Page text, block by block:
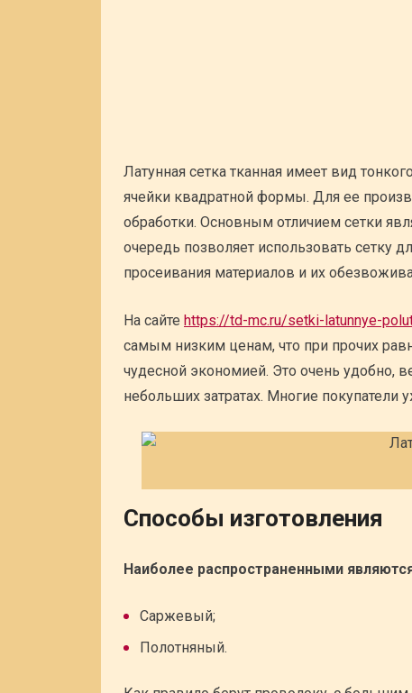
Латунная сетка тканная имеет вид
ячейки квадратной формы. Для ее
обработки. Основным отличием сетки
очередь позволяет использовать сетку
просеивания материалов и их
На сайте https://td-mc.ru/setki-latunnye-
самым низким ценам, что при прочих
чудесной экономией. Это очень удобно,
небольших затратах. Многие покупатели
Способы изготовления
Наиболее распространенными
Саржевый;
Полотняный.